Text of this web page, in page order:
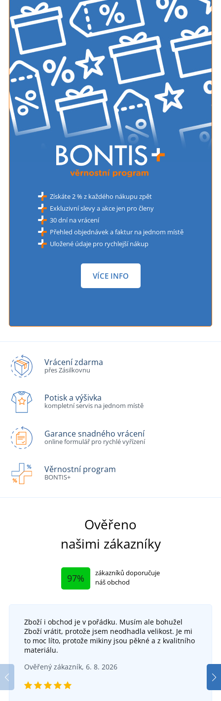
Získáte 2 % z každého nákupu zpět
Exkluzivní slevy a akce jen pro členy
30 dní na vrácení
Přehled objednávek a faktur na jednom místě
Uložené údaje pro rychlejší nákup
VÍCE INFO
Vrácení zdarma
přes Zásilkovnu
Potisk a výšivka
kompletní servis na jednom místě
Garance snadného vrácení
online formulář pro rychlé vyřízení
Věrnostní program
BONTIS+
Ověřeno
našimi zákazníky
97%
zákazníků doporučuje
náš obchod
Zboží i obchod je v pořádku. Musím ale bohužel
Zboží vrátit, protože jsem neodhadla velikost. Je mi
to moc líto, protože mikiny jsou pěkné a z kvalitního
materiálu.
Ověřený zákazník, 6. 8. 2026